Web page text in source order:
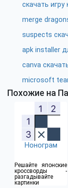
скачать игру
merge
suspects
apk installer
canva
microsoft
Похожие на
Нонограм
Решайте японские
кроссворды -
разгадывайте
картинки